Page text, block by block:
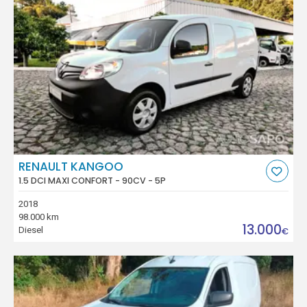
RENAULT KANGOO
1.5 DCI MAXI CONFORT - 90CV - 5P
2018
98.000 km
Diesel
13.000€